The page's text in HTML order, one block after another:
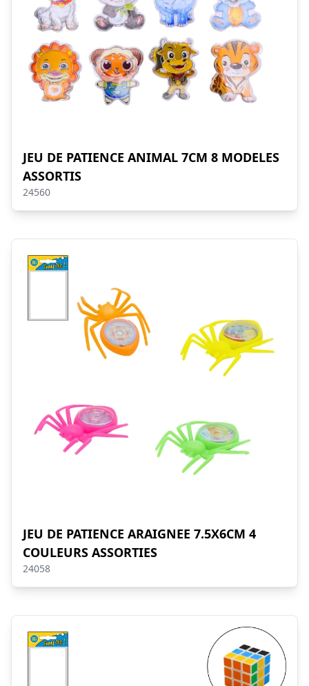
JEU DE PATIENCE ANIMAL 7CM 8 MODELES
ASSORTIS
24560
JEU DE PATIENCE ARAIGNEE 7.5X6CM 4
COULEURS ASSORTIES
24058